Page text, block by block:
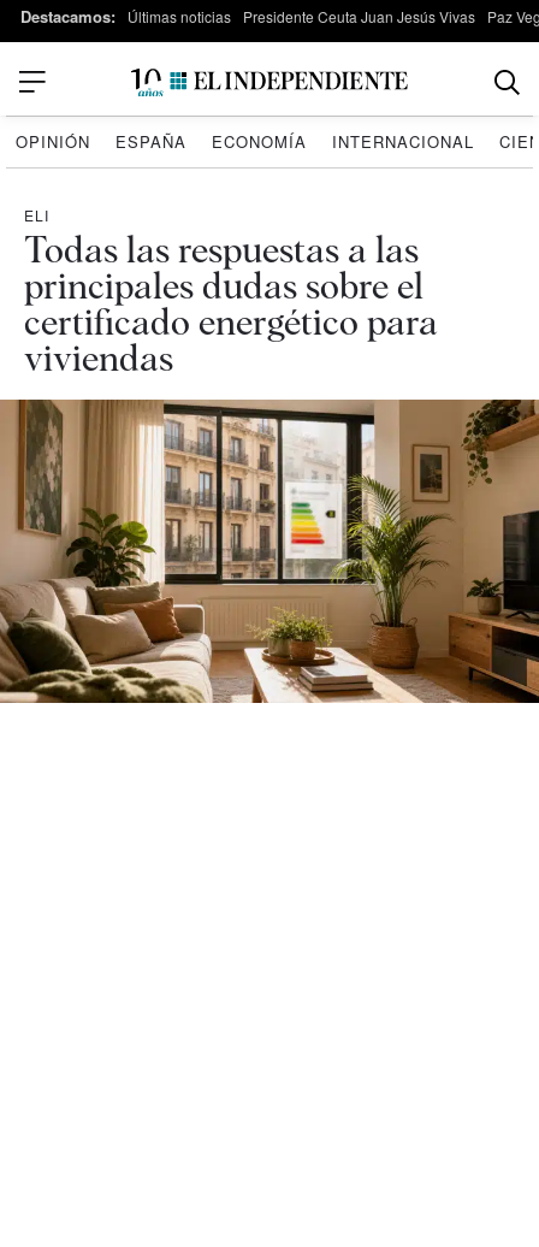
Destacamos: Últimas noticias Presidente Ceuta Juan Jesús Vivas Paz
OPINIÓN ESPAÑA ECONOMÍA INTERNACIONAL
ELI
Todas las respuestas a las
principales dudas sobre el
certificado energético para
viviendas